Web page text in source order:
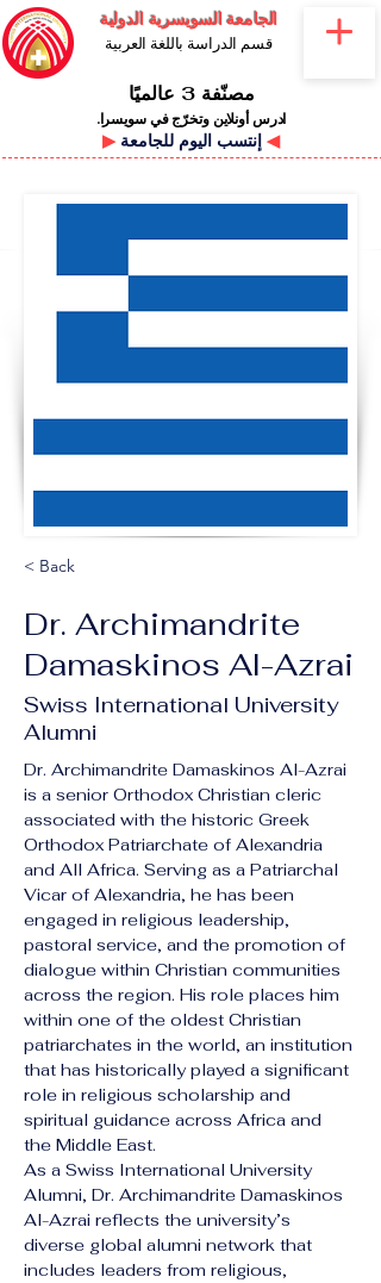
الجامعة السويسرية الدولية
قسم الدراسة باللغة العربية
مصنّفة 3 عالميًا
ادرس أونلاين وتخرّج في سويسرا.
▶ ◀
< Back
Dr. Archimandrite
Damaskinos Al-Azrai
Swiss International University
Alumni
Dr. Archimandrite Damaskinos Al-Azrai
is a senior Orthodox Christian cleric
associated with the historic Greek
Orthodox Patriarchate of Alexandria
and All Africa. Serving as a Patriarchal
Vicar of Alexandria, he has been
engaged in religious leadership,
pastoral service, and the promotion of
dialogue within Christian communities
across the region. His role places him
within one of the oldest Christian
patriarchates in the world, an institution
that has historically played a significant
role in religious scholarship and
spiritual guidance across Africa and
the Middle East.
As a Swiss International University
Alumni, Dr. Archimandrite Damaskinos
Al-Azrai reflects the university’s
diverse global alumni network that
includes leaders from religious,